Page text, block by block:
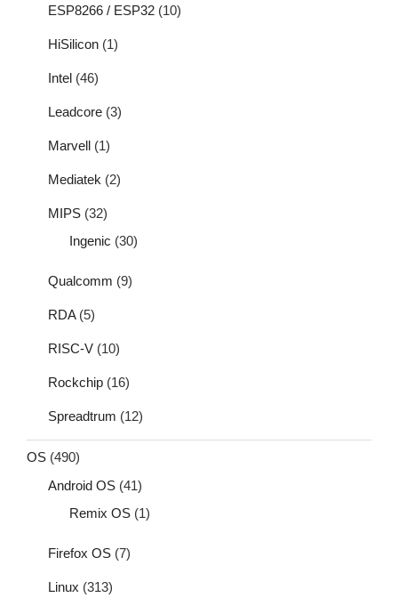
ESP8266 / ESP32 (10)
HiSilicon (1)
Intel (46)
Leadcore (3)
Marvell (1)
Mediatek (2)
MIPS (32)
Ingenic (30)
Qualcomm (9)
RDA(5)
RISC-V (10)
Rockchip (16)
Spreadtrum (12)
OS (490)
Android OS (41)
Remix OS (1)
Firefox OS (7)
Linux (313)